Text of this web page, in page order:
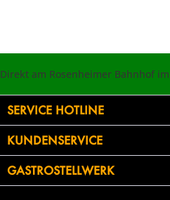
Direkt am Rosenheimer Bahnhof
SERVICE HOTLINE
KUNDENSERVICE
GASTROSTELLWERK